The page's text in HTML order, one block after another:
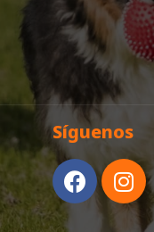
Síguenos